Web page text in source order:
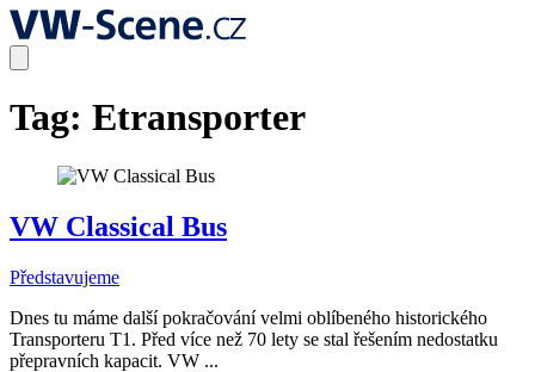
Tag: Etransporter
VW Classical Bus
Představujeme
Dnes tu máme další pokračování velmi oblíbeného historického
Transporteru T1. Před více než 70 lety se stal řešením nedostatku
přepravních kapacit. VW ...